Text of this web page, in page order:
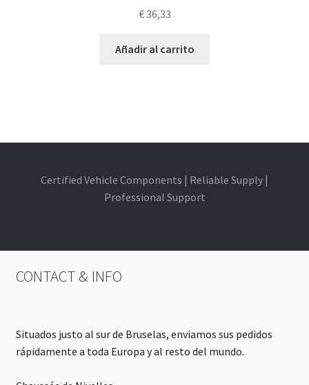
€36,33
Añadir al carrito
Certified Vehicle Components | Reliable Supply |
Professional Support
CONTACT & INFO
Situados justo al sur de Bruselas, enviamos sus pedidos
rápidamente a toda Europa y al resto del mundo.